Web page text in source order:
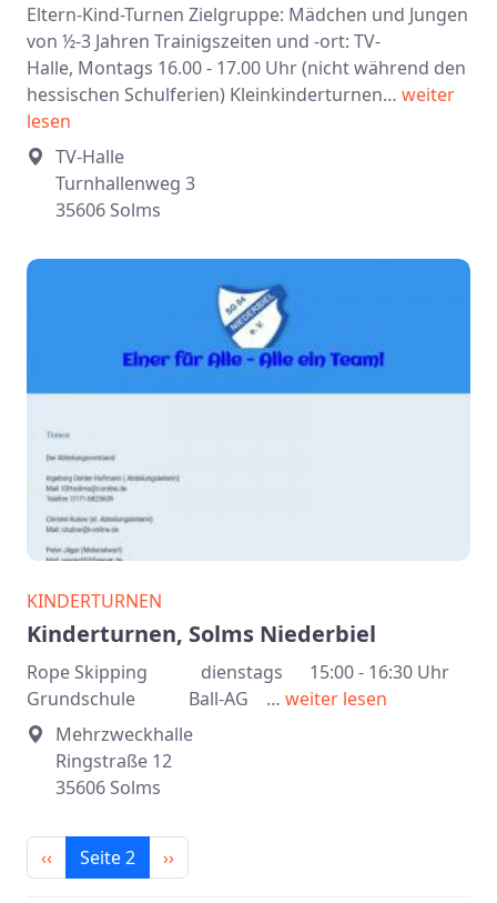
Eltern-Kind-Turnen Zielgruppe: Mädchen und Jungen
von ½-3 Jahren Trainigszeiten und -ort: TV-
Halle, Montags 16.00 - 17.00 Uhr (nicht während den
hessischen Schulferien) Kleinkinderturnen… weiter
lesen
TV-Halle
Turnhallenweg 3
35606 Solms
KINDERTURNEN
Kinderturnen, Solms Niederbiel
Rope Skipping dienstags 15:00 - 16:30 Uhr
Grundschule Ball-AG … weiter lesen
Mehrzweckhalle
Ringstraße 12
35606 Solms
Seitennummerierung
Vorherige Seite
‹‹ Seite 2 Nächste Seite
››